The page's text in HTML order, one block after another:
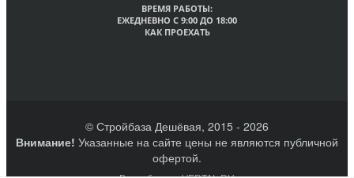
ВРЕМЯ РАБОТЫ:
ЕЖЕДНЕВНО С 9:00 ДО 18:00
КАК ПРОЕХАТЬ
© Стройбаза Дешёвая, 2015 - 2026
Внимание! Указанные на сайте цены не являются публичной
офертой.